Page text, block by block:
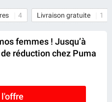
4 Livraison gratuite 1
femmes ! Jusqu’à
de réduction chez Puma